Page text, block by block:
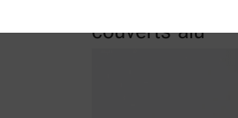
couverts-alu